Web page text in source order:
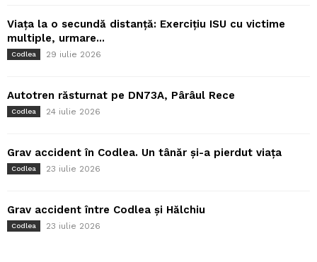
Viața la o secundă distanță: Exercițiu ISU cu victime
multiple, urmare...
Codlea 29 iulie 2026
Autotren răsturnat pe DN73A, Pârâul Rece
Codlea 24 iulie 2026
Grav accident în Codlea. Un tânăr și-a pierdut viața
Codlea 23 iulie 2026
Grav accident între Codlea și Hălchiu
Codlea 23 iulie 2026